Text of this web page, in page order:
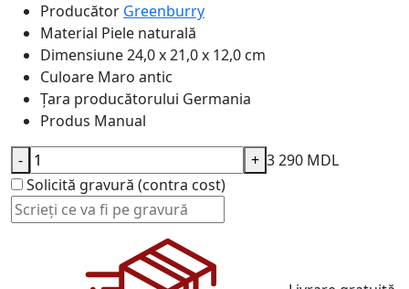
Producător Greenburry
Material Piele naturală
Dimensiune24,0 x 21,0 x 12,0 cm
Culoare Maro antic
Țara producătorului Germania
Produs Manual
3 290 MDL
Solicită gravură (contra cost)
- +